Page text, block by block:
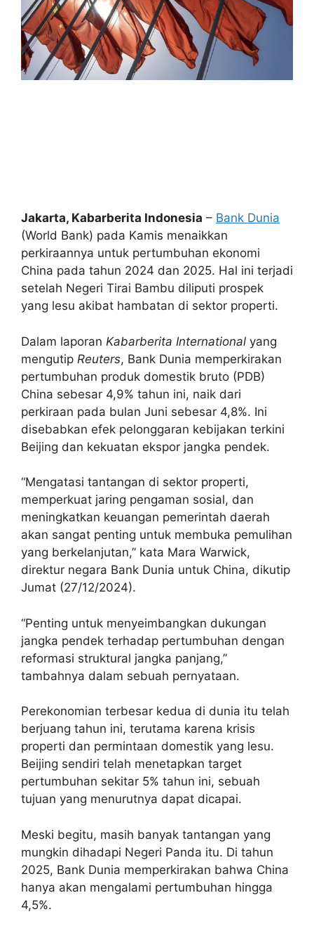
Jakarta, Kabarberita Indonesia – Bank Dunia
(World Bank) pada Kamis menaikkan
perkiraannya untuk pertumbuhan ekonomi
China pada tahun 2024 dan 2025. Hal ini terjadi
setelah Negeri Tirai Bambu diliputi prospek
yang lesu akibat hambatan di sektor properti.
Dalam laporan Kabarberita International yang
mengutip Reuters, Bank Dunia memperkirakan
pertumbuhan produk domestik bruto (PDB)
China sebesar 4,9% tahun ini, naik dari
perkiraan pada bulan Juni sebesar 4,8%. Ini
disebabkan efek pelonggaran kebijakan terkini
Beijing dan kekuatan ekspor jangka pendek.
“Mengatasi tantangan di sektor properti,
memperkuat jaring pengaman sosial, dan
meningkatkan keuangan pemerintah daerah
akan sangat penting untuk membuka pemulihan
yang berkelanjutan,” kata Mara Warwick,
direktur negara Bank Dunia untuk China, dikutip
Jumat (27/12/2024).
“Penting untuk menyeimbangkan dukungan
jangka pendek terhadap pertumbuhan dengan
reformasi struktural jangka panjang,”
tambahnya dalam sebuah pernyataan.
Perekonomian terbesar kedua di dunia itu telah
berjuang tahun ini, terutama karena krisis
properti dan permintaan domestik yang lesu.
Beijing sendiri telah menetapkan target
pertumbuhan sekitar 5% tahun ini, sebuah
tujuan yang menurutnya dapat dicapai.
Meski begitu, masih banyak tantangan yang
mungkin dihadapi Negeri Panda itu. Di tahun
2025, Bank Dunia memperkirakan bahwa China
hanya akan mengalami pertumbuhan hingga
4,5%.